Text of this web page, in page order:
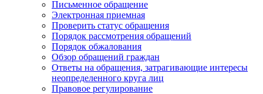
Письменное обращение
Электронная приемная
Проверить статус обращения
Порядок рассмотрения обращений
Порядок обжалования
Обзор обращений граждан
Ответы на обращения, затрагивающие интересы
неопределенного круга лиц
Правовое регулирование